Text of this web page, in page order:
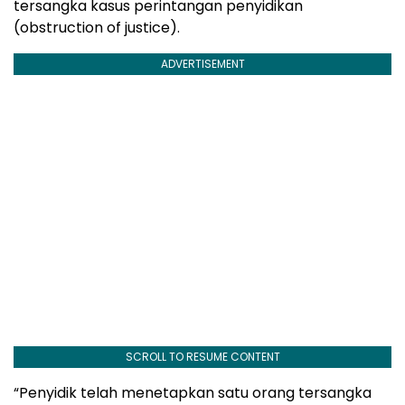
tersangka kasus perintangan penyidikan
(obstruction of justice).
ADVERTISEMENT
SCROLL TO RESUME CONTENT
“Penyidik telah menetapkan satu orang tersangka